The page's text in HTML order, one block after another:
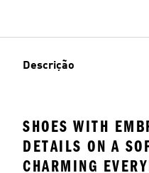
Descrição
SHOES WITH
DETAILS ON A
CHARMING